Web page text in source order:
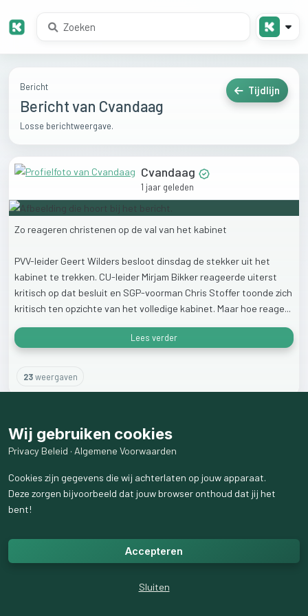
Bericht
Bericht van Cvandaag
Losse berichtweergave.
Tijdlijn
Cvandaag
1 jaar geleden
Zo reageren christenen op de val van het kabinet
PVV-leider Geert Wilders besloot dinsdag de stekker uit het
kabinet te trekken. CU-leider Mirjam Bikker reageerde uiterst
kritisch op dat besluit en SGP-voorman Chris Stoffer toonde zich
kritisch ten opzichte van het volledige kabinet. Maar hoe reage...
Lees verder
23weergaven
Wij gebruiken cookies
Privacy Beleid · Algemene Voorwaarden
Cookies zijn gegevens die wij achterlaten op jouw apparaat.
Deze zorgen bijvoorbeeld dat jouw browser onthoud dat jij het
bent!
Accepteren
Sluiten